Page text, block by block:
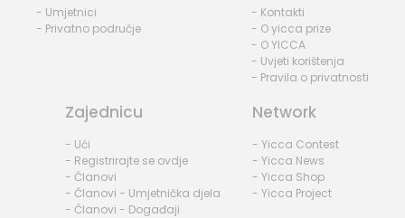
- Umjetnici
- Privatno područje
- Kontakti
- O yicca prize
- O YICCA
- Uvjeti korištenja
- Pravila o privatnosti
Zajednicu
- Ući
- Registrirajte se ovdje
- Članovi
- Članovi - Umjetnička djela
- Članovi - Događaji
Network
- Yicca Contest
- Yicca News
- Yicca Shop
- Yicca Project